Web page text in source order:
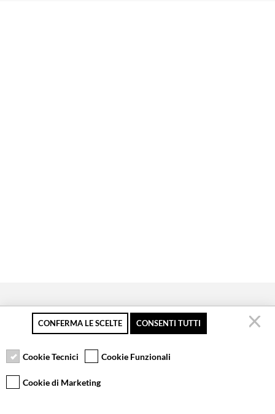
Pagamento sicuro
Resi gratuiti fino a 30
Servizio clienti
CONFERMA LE SCELTE CONSENTI TUTTI
Cookie Tecnici Cookie Funzionali
Cookie di Marketing